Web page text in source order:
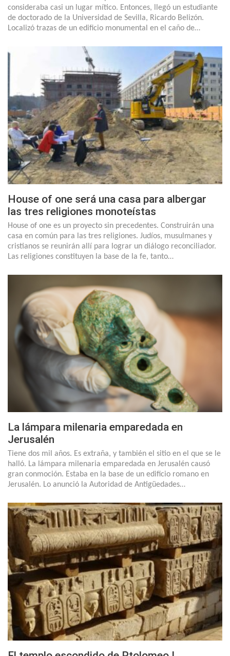
consideraba casi un lugar mítico. Entonces, llegó un estudiante
de doctorado de la Universidad de Sevilla, Ricardo Belizón.
Localizó trazas de un edificio monumental en el caño de…
House of one será una casa para albergar
las tres religiones monoteístas
House of one es un proyecto sin precedentes. Construirán una
casa en común para las tres religiones. Judíos, musulmanes y
cristianos se reunirán allí para lograr un diálogo reconciliador.
Las religiones constituyen la base de la fe, tanto…
La lámpara milenaria emparedada en
Jerusalén
Tiene dos mil años. Es extraña, y también el sitio en el que se le
halló. La lámpara milenaria emparedada en Jerusalén causó
gran conmoción. Estaba en la base de un edificio romano en
Jerusalén. Lo anunció la Autoridad de Antigüedades…